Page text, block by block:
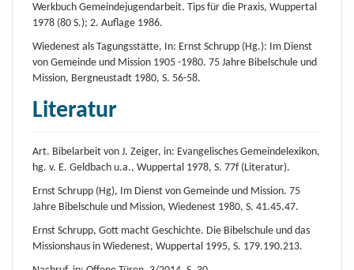
Werkbuch Gemeindejugendarbeit. Tips für die Praxis, Wuppertal
1978 (80 S.); 2. Auflage 1986.
Wiedenest als Tagungsstätte, In: Ernst Schrupp (Hg.): Im Dienst
von Gemeinde und Mission 1905 -1980. 75 Jahre Bibelschule und
Mission, Bergneustadt 1980, S. 56-58.
Literatur
Art. Bibelarbeit von J. Zeiger, in: Evangelisches Gemeindelexikon,
hg. v. E. Geldbach u.a., Wuppertal 1978, S. 77f (Literatur).
Ernst Schrupp (Hg), Im Dienst von Gemeinde und Mission. 75
Jahre Bibelschule und Mission, Wiedenest 1980, S. 41.45.47.
Ernst Schrupp, Gott macht Geschichte. Die Bibelschule und das
Missionshaus in Wiedenest, Wuppertal 1995, S. 179.190.213.